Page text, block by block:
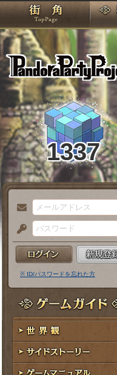
TOP
1337
メ
ー
ル
ア
ド
レ
ス
パ
ス
ー
ド
※ ID/パスワードを忘れた方
ゲームガイド
世界観
サイドストーリー